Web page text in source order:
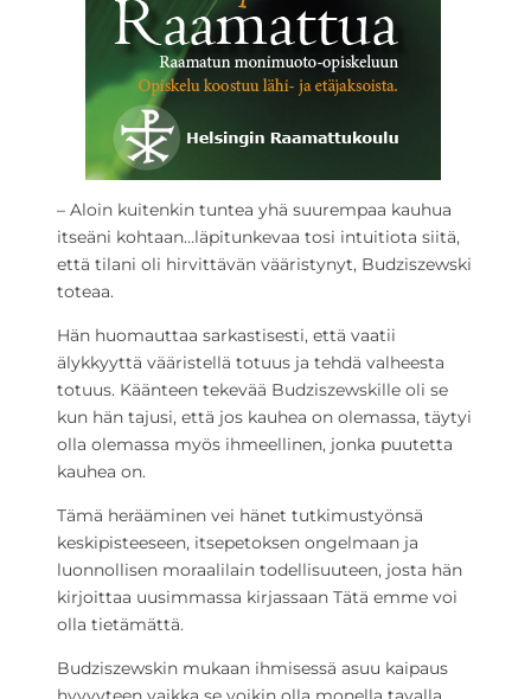
– Aloin kuitenkin tuntea yhä suurempaa kauhua
itseäni kohtaan…läpitunkevaa tosi intuitiota siitä,
että tilani oli hirvittävän vääristynyt, Budziszewski
toteaa.
Hän huomauttaa sarkastisesti, että vaatii
älykkyyttä vääristellä totuus ja tehdä valheesta
totuus. Käänteen tekevää Budziszewskille oli se
kun hän tajusi, että jos kauhea on olemassa, täytyi
olla olemassa myös ihmeellinen, jonka puutetta
kauhea on.
Tämä herääminen vei hänet tutkimustyönsä
keskipisteeseen, itsepetoksen ongelmaan ja
luonnollisen moraalilain todellisuuteen, josta hän
kirjoittaa uusimmassa kirjassaan Tätä emme voi
olla tietämättä.
Budziszewskin mukaan ihmisessä asuu kaipaus